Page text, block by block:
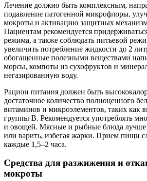
Лечение должно быть комплексным,
подавление патогенной микрофлоры,
мокроты и активацию защитных
Пациентам рекомендуется
режима, а также соблюдать питьевой
увеличить потребление жидкости до 2
обогащенные полезными веществами
морсы, компоты из сухофруктов и
негазированную воду.
Рацион питания должен быть
достаточное количество полноценного
витаминов и микроэлементов, таких как
группы В. Рекомендуется употреблять
и овощей. Мясные и рыбные блюда лучше
или варить, избегая жарки. Прием пищи
каждые 1,5–2 часа.
Средства для разжижения и
мокроты